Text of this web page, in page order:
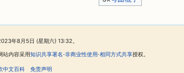
年8月5日 (星期六) 13:32。
站内容采用知识共享署名-非商业性使用-相同方式共享授权。
中文百科 免责声明